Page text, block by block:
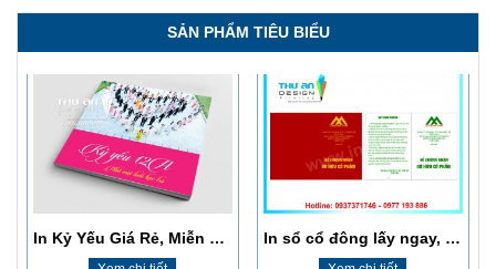
SẢN PHẨM TIÊU BIỂU
Xem chi tiết Xem chi tiết